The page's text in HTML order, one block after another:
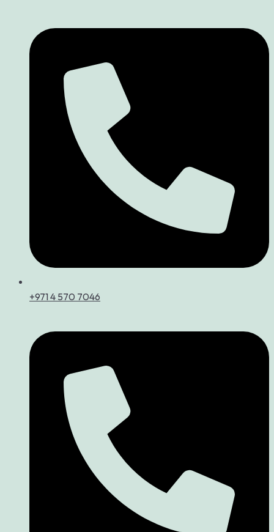
+971 4 570 7046